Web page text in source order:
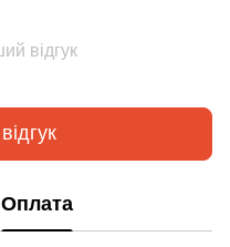
відгук
Оплата